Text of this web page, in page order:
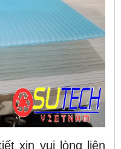
xin vui lòng liên